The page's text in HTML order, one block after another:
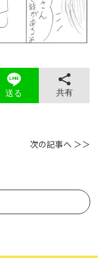
送る 共有
次の記事へ ＞＞